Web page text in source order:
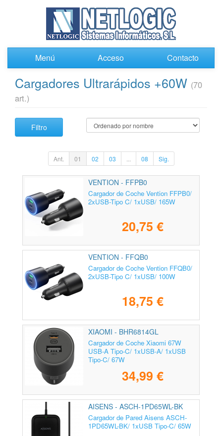
Menú Acceso Contacto
Cargadores Ultrarápidos +60W (70
art.)
Filtro
Ant. 01 02 03 08 Sig.
VENTION - FFPB0
Cargador de Coche Vention FFPB0/
2xUSB-Tipo C/ 1xUSB/ 165W
20,75 €
VENTION - FFQB0
Cargador de Coche Vention FFQB0/
2xUSB-Tipo C/ 1xUSB/ 100W
18,75 €
XIAOMI - BHR6814GL
Cargador de Coche Xiaomi 67W
USB-A Tipo-C/ 1xUSB-A/ 1xUSB
Tipo-C/ 67W
34,99 €
AISENS - ASCH-1PD65WL-BK
Cargador de Pared Aisens ASCH-
1PD65WL-BK/ 1xUSB Tipo-C/ 65W